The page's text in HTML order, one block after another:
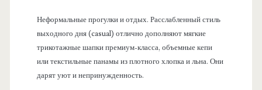
Неформальные прогулки и отдых. Расслабленный стиль
выходного дня (casual) отлично дополняют мягкие
трикотажные шапки премиум-класса, объемные кепи
или текстильные панамы из плотного хлопка и льна. Они
дарят уют и непринужденность.